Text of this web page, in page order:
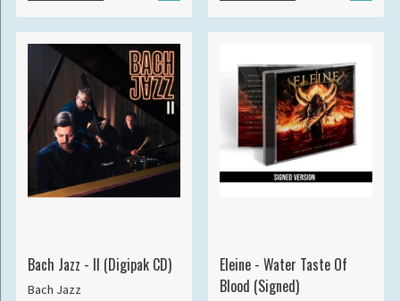
Bach Jazz - II (Digipak CD)
Bach Jazz
Eleine - Water Taste Of
Blood (Signed)